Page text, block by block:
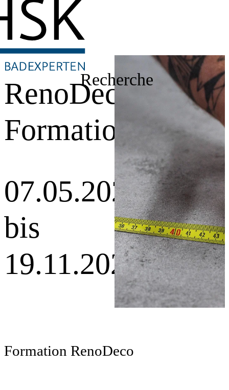
Recherche
RenoDeco-
Formation
07.05.2026
bis
19.11.2026
Formation RenoDeco